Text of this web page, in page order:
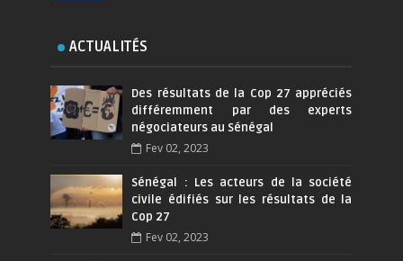
ACTUALITÉS
Des résultats de la Cop 27 appréciés
différemment par des experts
négociateurs au Sénégal
Fev 02, 2023
Sénégal : Les acteurs de la société
civile édifiés sur les résultats de la
Cop 27
Fev 02, 2023